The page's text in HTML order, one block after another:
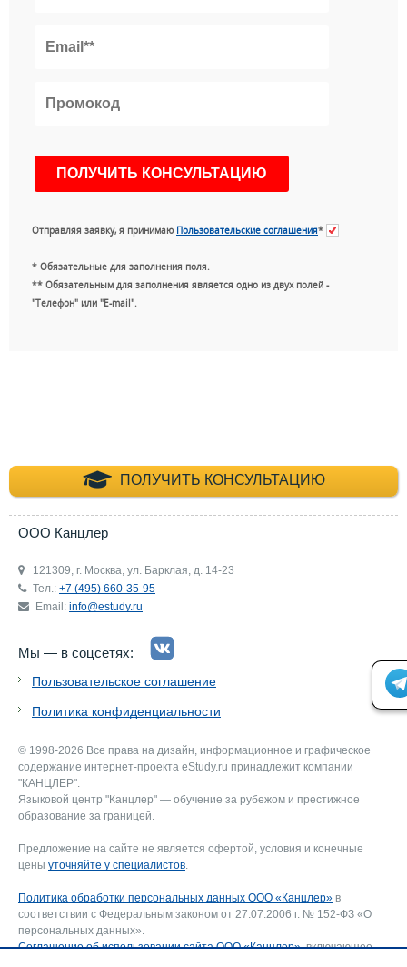
Отправляя заявку, я принимаю Пользовательские соглашения*
* Обязательные для заполнения поля.
** Обязательным для заполнения является одно из двух полей -
"Телефон" или "E-mail".
ПОЛУЧИТЬ КОНСУЛЬТАЦИЮ
+7 (495) 660-35-
ООО Канцлер
121309, г. Москва, ул. Барклая, д. 14-23
Тел.: +7 (495) 660-35-95
Email: info@estudy.ru
Мы — в соцсетях:
Пользовательское соглашение
Политика конфиденциальности
© 1998-2026 Все права на дизайн, информационное и графическое
содержание интернет-проекта eStudy.ru принадлежит компании
"КАНЦЛЕР".
Языковой центр "Канцлер" — обучение за рубежом и престижное
образование за границей.
Предложение на сайте не является офертой, условия и конечные
цены уточняйте у специалистов
Политика обработки персональных данных ООО «Канцлер» в
соответствии с Федеральным законом от 27.07.2006 г. № 152-ФЗ «О
персональных данных».
Соглашение об использовании сайта ООО «Канцлер», включающее